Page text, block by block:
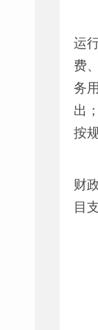
运
费
务
出
按
财
目